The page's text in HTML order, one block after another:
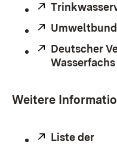
Extern:
Extern:
Extern:
Deutscher
Wasserfachs
Weitere
Extern:
Liste der